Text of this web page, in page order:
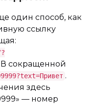
один способ, как
ссылку
В сокращенной
.
здесь
— номер